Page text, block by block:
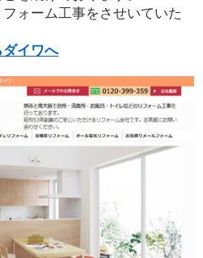
ォーム工事をさせいていた
イワへ